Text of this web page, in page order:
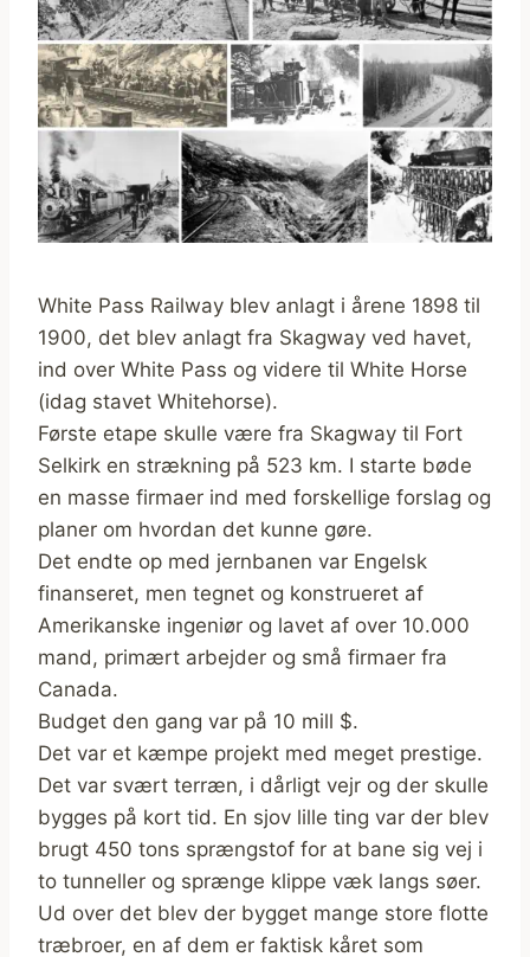
White Pass Railway blev anlagt i årene 1898 til
1900, det blev anlagt fra Skagway ved havet,
ind over White Pass og videre til White Horse
(idag stavet Whitehorse).
Første etape skulle være fra Skagway til Fort
Selkirk en strækning på 523 km. I starte bøde
en masse firmaer ind med forskellige forslag og
planer om hvordan det kunne gøre.
Det endte op med jernbanen var Engelsk
finanseret, men tegnet og konstrueret af
Amerikanske ingeniør og lavet af over 10.000
mand, primært arbejder og små firmaer fra
Canada.
Budget den gang var på 10 mill $.
Det var et kæmpe projekt med meget prestige.
Det var svært terræn, i dårligt vejr og der skulle
bygges på kort tid. En sjov lille ting var der blev
brugt 450 tons sprængstof for at bane sig vej i
to tunneller og sprænge klippe væk langs søer.
Ud over det blev der bygget mange store flotte
træbroer, en af dem er faktisk kåret som